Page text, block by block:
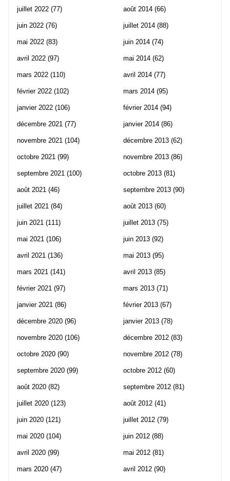
juillet 2022 (77)
juin 2022 (76)
mai 2022 (83)
avril 2022 (97)
mars 2022 (110)
février 2022 (102)
janvier 2022 (106)
décembre 2021 (77)
novembre 2021 (104)
octobre 2021 (99)
septembre 2021 (100)
août 2021 (46)
juillet 2021 (84)
juin 2021 (111)
mai 2021 (106)
avril 2021 (136)
mars 2021 (141)
février 2021 (97)
janvier 2021 (86)
décembre 2020 (96)
novembre 2020 (106)
octobre 2020 (90)
septembre 2020 (99)
août 2020 (82)
juillet 2020 (123)
juin 2020 (121)
mai 2020 (104)
avril 2020 (99)
mars 2020 (47)
août 2014 (66)
juillet 2014 (88)
juin 2014 (74)
mai 2014 (62)
avril 2014 (77)
mars 2014 (95)
février 2014 (94)
janvier 2014 (86)
décembre 2013 (62)
novembre 2013 (86)
octobre 2013 (81)
septembre 2013 (90)
août 2013 (60)
juillet 2013 (75)
juin 2013 (92)
mai 2013 (95)
avril 2013 (85)
mars 2013 (71)
février 2013 (67)
janvier 2013 (78)
décembre 2012 (83)
novembre 2012 (78)
octobre 2012 (60)
septembre 2012 (81)
août 2012 (41)
juillet 2012 (79)
juin 2012 (88)
mai 2012 (81)
avril 2012 (90)